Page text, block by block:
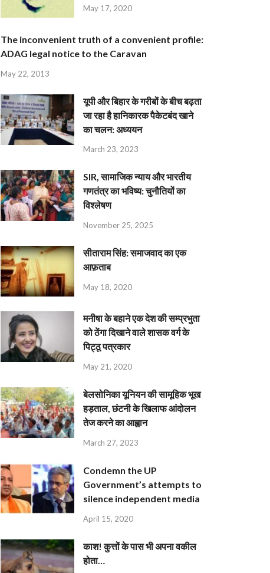
May 17, 2020
The inconvenient truth of a convenient profile:
ADAG legal notice to the Caravan
May 22, 2013
यूपी और बिहार के गरीबों के बीच बढ़ता
जा रहा है हानिकारक पैकेटबंद खाने
का चलन: अध्ययन
March 23, 2023
SIR, सामाजिक न्याय और भारतीय
गणतंत्र का भविष्य: चुनौतियों का
विश्लेषण
November 25, 2025
सीताराम सिंह: समाजवाद का एक
आफ़ताब
May 18, 2020
मनीषा के बहाने एक देश की सम्प्रभुता
को ठेंगा दिखाने वाले शासक वर्ग के
पिट्ठू पत्रकार
May 21, 2020
बेलसोनिका यूनियन की सामूहिक भूख
हड़ताल, छंटनी के खिलाफ आंदोलन
तेज करने का आह्वान
March 27, 2023
Condemn the UP
Government’s attempts to
silence independent media
April 15, 2020
काश! कुत्तों के पास भी अपना वकील
होता…